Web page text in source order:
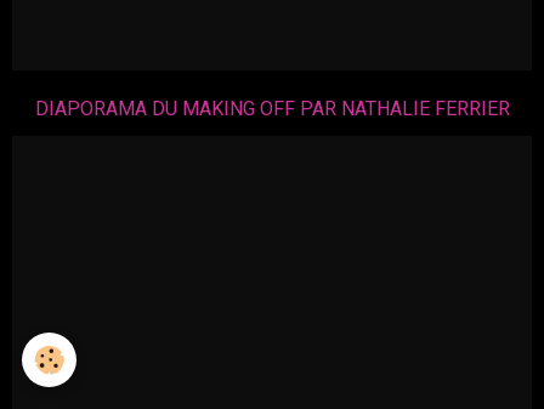
DIAPORAMA DU MAKING OFF PAR NATHALIE FERRIER